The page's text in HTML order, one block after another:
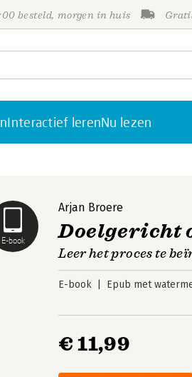
besteld, morgen in huis
Interactief lerenNu lezen
E-book
Arjan Broere
Doelgericht
Leer het proces te
E-book Epub met
€ 11,99